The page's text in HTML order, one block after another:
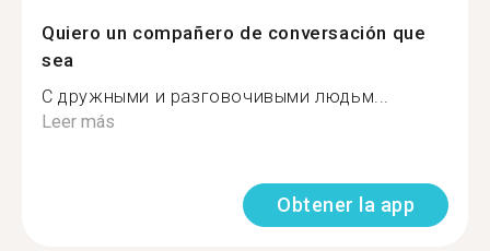
Quiero un compañero de conversación que
sea
С дружными и разговочивыми людьм...
Leer más
Obtener la app